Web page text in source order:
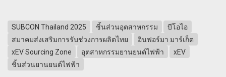
SUBCON Thailand 2025 ชิ้นส่วนอุตสาหกรรม
บีโอไอ
สมาคมส่งเสริมการรับช่วงการผลิตไทย
อินฟอร์มา มาร์เก็ต
xEV Sourcing Zone
อุตสาหกรรมยานยนต์ไฟฟ้า
xEV
ชิ้นส่วนยานยนต์ไฟฟ้า